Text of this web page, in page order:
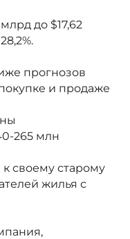
до $17,62
прогнозов
и продаже
265 млн
своему старому
жилья с